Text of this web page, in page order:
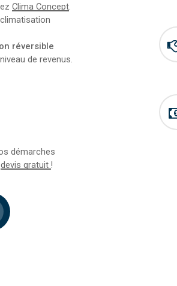
Clima Concept.
réversible
de revenus.
démarches
devis gratuit !